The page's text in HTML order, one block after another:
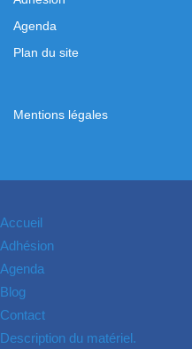
Agenda
Plan du site
Mentions légales
Accueil
Adhésion
Agenda
Blog
Contact
Description du matériel.